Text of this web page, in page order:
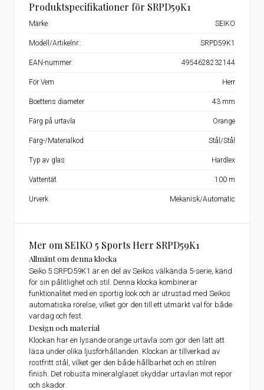
Mer om SEIKO 5 Sports Herr SRPD59K1
Allmänt om denna klocka
Seiko 5 SRPD59K1 är en del av Seikos välkända 5-serie, känd
för sin pålitlighet och stil. Denna klocka kombinerar
funktionalitet med en sportig look och är utrustad med Seikos
automatiska rörelse, vilket gör den till ett utmärkt val för både
vardag och fest.
Design och material
Klockan har en lysande orange urtavla som gör den lätt att
läsa under olika ljusförhållanden. Klockan är tillverkad av
rostfritt stål, vilket ger den både hållbarhet och en stilren
finish. Det robusta mineralglaset skyddar urtavlan mot repor
och skador.
Produktspecifikationer för SRPD59K1
Märke: SEIKO
Modell/Artikelnr.: SRPD59K1
EAN-nummer: 4954628232144
För Vem Herr
Boettens diameter 43 mm
Färg på urtavla Orange
Färg-/Materialkod Stål/Stål
Typ av glas Hardlex
Vattentät 100 m
Urverk Mekanisk/Automatic